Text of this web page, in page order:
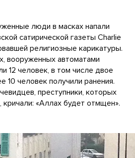
люди в масках напали
сатирической газеты Charlie
религиозные карикатуры.
вооруженных автоматами
12 человек, в том числе двое
10 человек получили ранения.
преступники, которых
«Аллах будет отмщен».